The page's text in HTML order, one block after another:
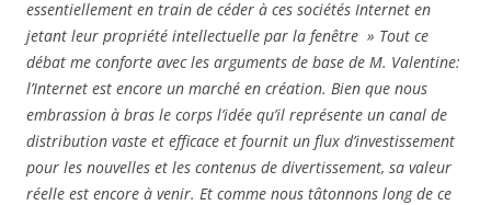
essentiellement en train de céder à ces sociétés Internet en
jetant leur propriété intellectuelle par la fenêtre » Tout ce
débat me conforte avec les arguments de base de M. Valentine:
l’Internet est encore un marché en création. Bien que nous
embrassion à bras le corps l’idée qu’il représente un canal de
distribution vaste et efficace et fournit un flux d’investissement
pour les nouvelles et les contenus de divertissement, sa valeur
réelle est encore à venir. Et comme nous tâtonnons long de ce